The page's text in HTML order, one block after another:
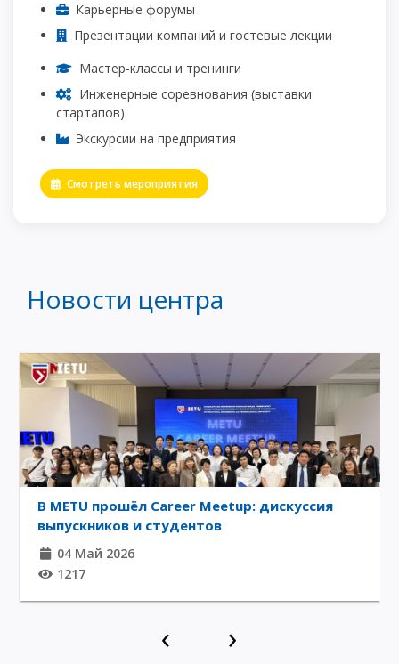
Карьерные форумы
Презентации компаний и гостевые лекции
Мастер-классы и тренинги
Инженерные соревнования (выставки
стартапов)
Экскурсии на предприятия
Смотреть мероприятия
Новости центра
В METU прошёл Career Meetup: дискуссия
выпускников и студентов
04 Май 2026
1217
‹ ›